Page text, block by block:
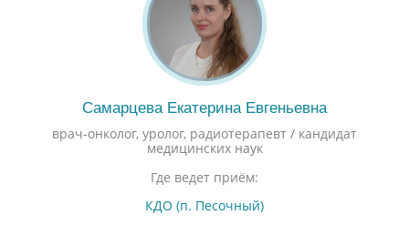
Самарцева Екатерина Евгеньевна
врач-онколог, уролог, радиотерапевт / кандидат
медицинских наук
Где ведет приём:
КДО (п. Песочный)